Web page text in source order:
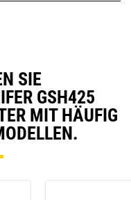
SIE
GSH425
MIT HÄUFIG